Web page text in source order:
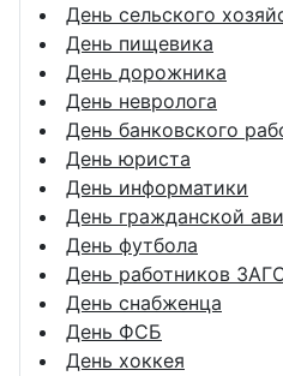
День сельского
День пищевика
День дорожника
День невролога
День банковского
День юриста
День информатики
День гражданской
День футбола
День работников
День снабженца
День ФСБ
День хоккея